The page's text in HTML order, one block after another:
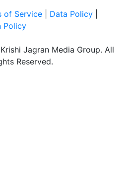
of Service Data Policy
Policy
Jagran Media Group. All
Reserved.